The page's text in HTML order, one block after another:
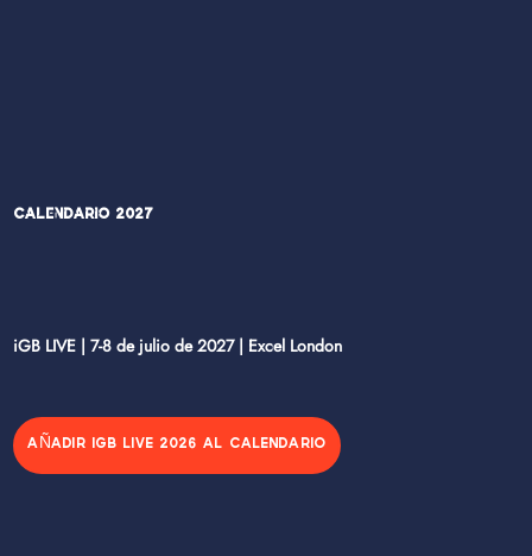
Calendario 2027
iGB LIVE | 7-8 de julio de 2027 | Excel London
AÑADIR IGB LIVE 2026 AL CALENDARIO